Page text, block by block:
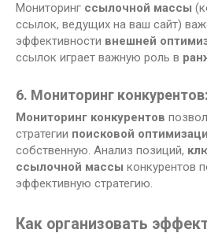
Мониторинг ссылочной массы
ссылок, ведущих на ваш сайт)
эффективности внешней
ссылок играет важную роль в
6. Мониторинг конкурентов:
Мониторинг конкурентов
стратегии поисковой
собственную. Анализ позиций,
ссылочной массы конкурентов
эффективную стратегию.
Как организовать